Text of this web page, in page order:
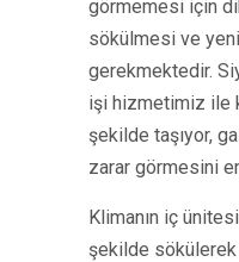
görmemesi için
sökülmesi ve
gerekmektedir.
işi hizmetimiz ile
şekilde taşıyor,
zarar görmesini
Klimanın iç
şekilde sökülerek